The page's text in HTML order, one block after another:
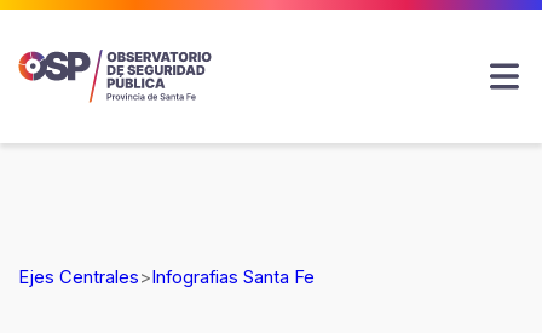
Ejes Centrales>Infografias Santa Fe